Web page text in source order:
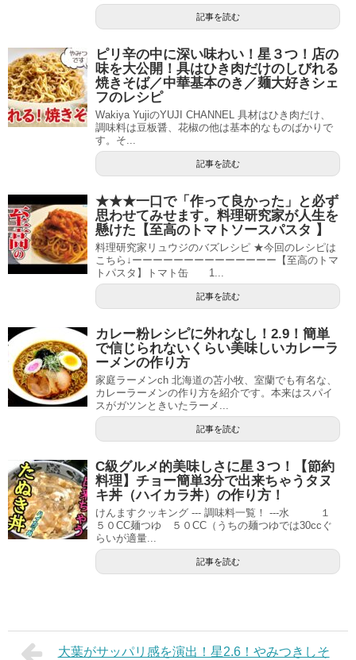
記事を読む
ピリ辛の中に深い味わい！星３つ！店の
味を大公開！具はひき肉だけのしびれる
焼きそば／中華基本のき／麺大好きシェ
フのレシピ
Wakiya YujiのYUJI CHANNEL 具材はひき肉だけ、
調味料は豆板醤、花椒の他は基本的なものばかりで
す。そ...
記事を読む
★★★一口で「作って良かった」と必ず
思わせてみせます。料理研究家が人生を
懸けた【至高のトマトソースパスタ 】
料理研究家リュウジのバズレシピ ★今回のレシピは
こちら↓ーーーーーーーーーーーーーー【至高のトマ
トパスタ】トマト缶 1...
記事を読む
カレー粉レシピに外れなし！2.9！簡単
で信じられないくらい美味しいカレーラ
ーメンの作り方
家庭ラーメンch 北海道の苫小牧、室蘭でも有名な、
カレーラーメンの作り方を紹介です。本来はスパイ
スがガツンときいたラーメ...
記事を読む
C級グルメ的美味しさに星３つ！【節約
料理】チョー簡単3分で出来ちゃうタヌ
キ丼（ハイカラ丼）の作り方！
けんますクッキング --- 調味料一覧！ ---水 １
５０CC麺つゆ ５０CC（うちの麺つゆでは30ccぐ
らいが適量...
記事を読む
大葉がサッパリ感を演出！星2.6！やみつきしそ